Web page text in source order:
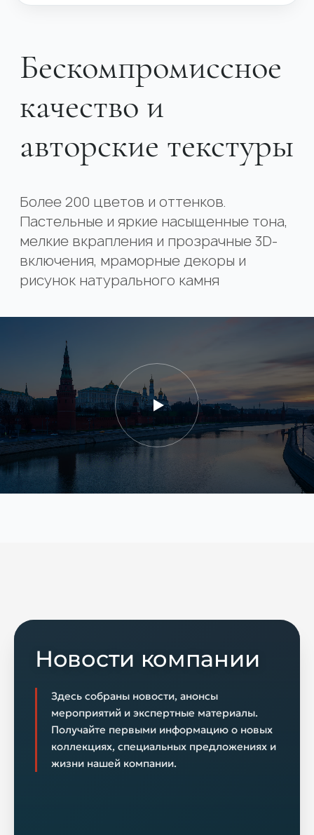
Бескомпромиссное
качество и
авторские текстуры
Более 200 цветов и оттенков.
Пастельные и яркие насыщенные тона,
мелкие вкрапления и прозрачные 3D-
включения, мраморные декоры и
рисунок натурального камня
Новости компании
Здесь собраны новости, анонсы
мероприятий и экспертные материалы.
Получайте первыми информацию о новых
коллекциях, специальных предложениях и
жизни нашей компании.